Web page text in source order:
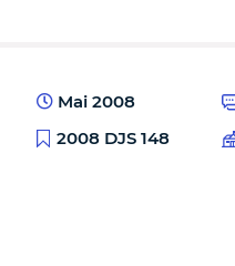
Mai 2008
2008 DJS 148